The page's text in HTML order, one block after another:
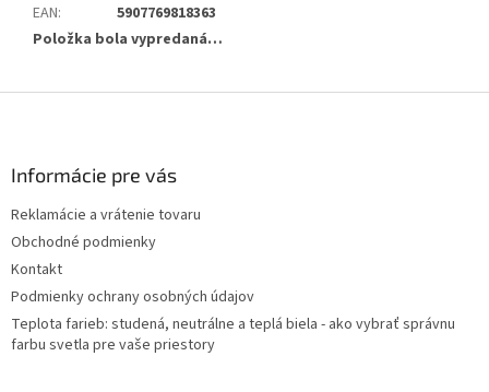
EAN:
5907769818363
Položka bola vypredaná…
Informácie pre vás
Reklamácie a vrátenie tovaru
Obchodné podmienky
Kontakt
Podmienky ochrany osobných údajov
Teplota farieb: studená, neutrálne a teplá biela - ako vybrať správnu
farbu svetla pre vaše priestory